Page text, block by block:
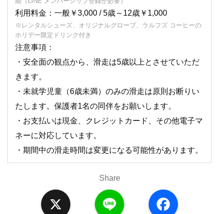
利用料金：一般￥3,000 / 5歳～12歳￥1,000
※レンタルシューズ、オリジナルグローブ、ラルフズ コーヒーの
ホリデー限定ドリンク付き
注意事項：
・安全面の観点から、滑走は5歳以上とさせていただ
きます。
・未就学児童（6歳未満）のみの滑走は原則お断りい
たします。保護者1名の同伴をお願いします。
・お支払いは現金、クレジットカード、その他電子マ
ネーに対応しています。
・期間中の滑走時間は変更になる可能性があります。
Share
a
c